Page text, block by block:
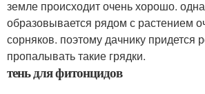
земле происходит очень хорошо.
образовывается рядом с растением
сорняков. поэтому дачнику придется
пропалывать такие грядки.
тень для фитонцидов